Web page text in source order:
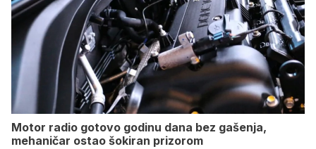
Motor radio gotovo godinu dana bez gašenja,
mehaničar ostao šokiran prizorom